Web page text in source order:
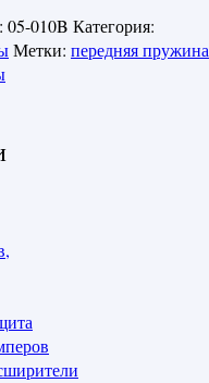
05-010B Категория:
Метки: передняя пружина